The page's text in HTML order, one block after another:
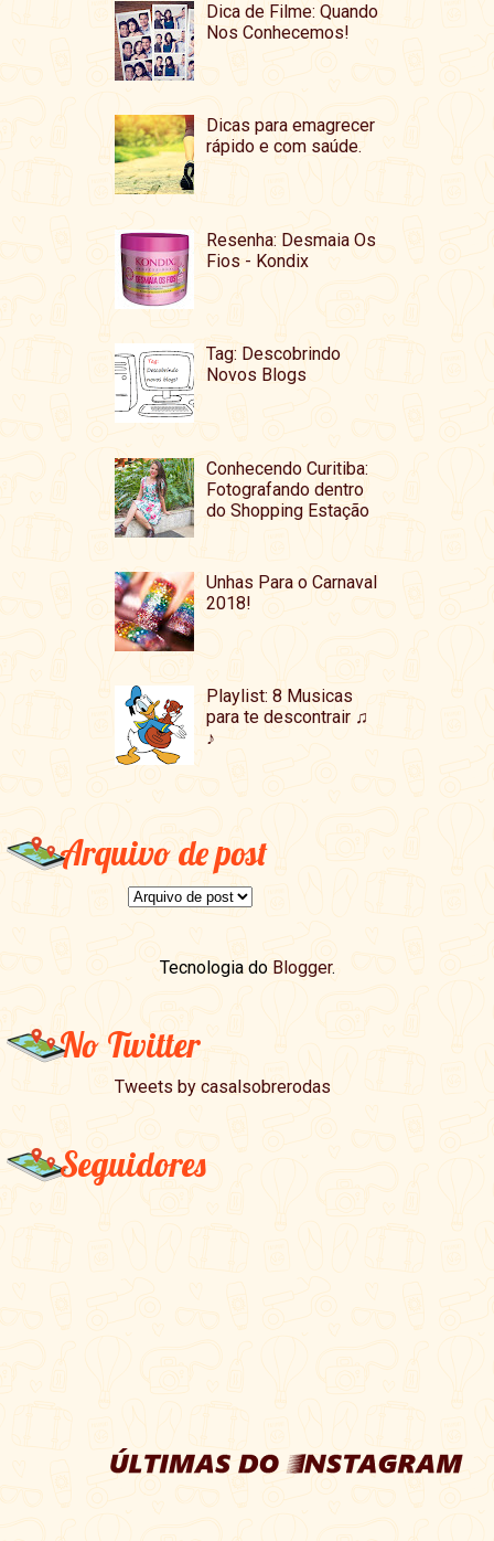
Dica de Filme: Quando
Nos Conhecemos!
Dicas para emagrecer
rápido e com saúde.
Resenha: Desmaia Os
Fios - Kondix
Tag: Descobrindo
Novos Blogs
Conhecendo Curitiba:
Fotografando dentro
do Shopping Estação
Unhas Para o Carnaval
2018!
Playlist: 8 Musicas
para te descontrair ♫
♪
Arquivo de post
Tecnologia do Blogger.
No Twitter
Tweets by casalsobrerodas
Seguidores